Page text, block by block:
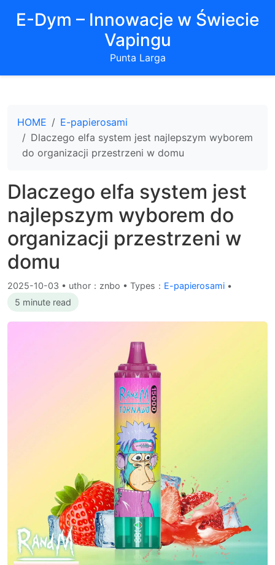
E-Dym – Innowacje w Świecie
Vapingu
Punta Larga
HOME
E-papierosami
Dlaczego elfa system jest najlepszym wyborem
do organizacji przestrzeni w domu
Dlaczego elfa system jest
najlepszym wyborem do
organizacji przestrzeni w
domu
2025-10-03 • uthor：znbo • Types： E-papierosami •
5 minute read